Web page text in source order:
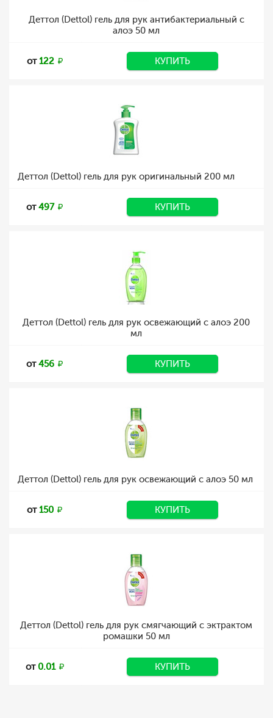
Деттол (Dettol) гель для рук антибактериальный с
алоэ 50 мл
от122 КУПИТЬ
Деттол (Dettol) гель для рук оригинальный 200 мл
от497 КУПИТЬ
Деттол (Dettol) гель для рук освежающий с алоэ 200
мл
от456 КУПИТЬ
Деттол (Dettol) гель для рук освежающий с алоэ 50 мл
от150 КУПИТЬ
Деттол (Dettol) гель для рук смягчающий с эктрактом
ромашки 50 мл
от 0.01 КУПИТЬ